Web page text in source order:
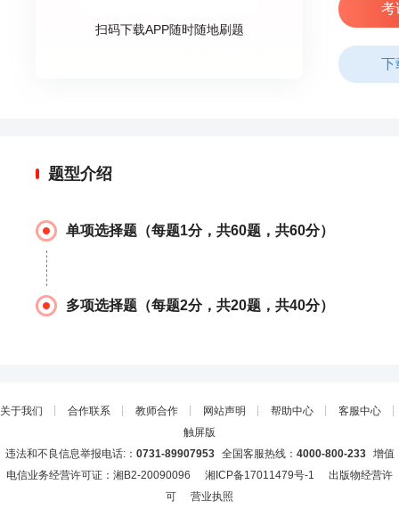
扫码下载APP随时随地刷题
考
下
题型介绍
单项选择题（每题1分，共60题，共60分）
多项选择题（每题2分，共20题，共40分）
关于我们 ┊ 合作联系 ┊ 教师合作 ┊ 网站声明 ┊ 帮助中心 ┊ 客服中心 ┊
触屏版
违法和不良信息举报电话:： 0731-89907953全国客服热线： 4000-800-233增值
电信业务经营许可证：湘B2-20090096 湘ICP备17011479号-1
出版物经营许
可
营业执照